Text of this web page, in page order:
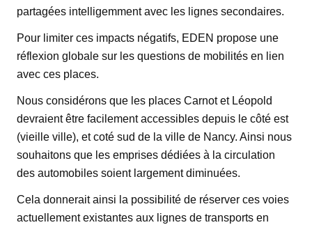
partagées intelligemment avec les lignes secondaires.
Pour limiter ces impacts négatifs, EDEN propose une
réflexion globale sur les questions de mobilités en lien
avec ces places.
Nous considérons que les places Carnot et Léopold
devraient être facilement accessibles depuis le côté est
(vieille ville), et coté sud de la ville de Nancy. Ainsi nous
souhaitons que les emprises dédiées à la circulation
des automobiles soient largement diminuées.
Cela donnerait ainsi la possibilité de réserver ces voies
actuellement existantes aux lignes de transports en